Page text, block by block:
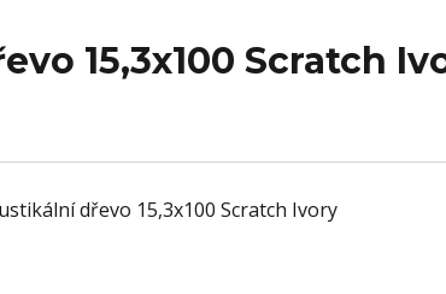
15,3x100 Scratch